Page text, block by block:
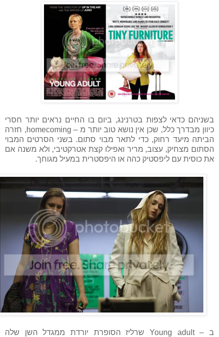
בשניהם כדאי לצפות בטרנינג, ביום בו החיים נראים יותר חסרי
כיוון מבדרך כלל, שכן אין נושא טוב יותר מ – homecoming, חזרה
הביתה מיעד רחוק, כדי לתאר מבוי סתום. בשני הסרטים המבוי
הסתום מצחיק, עצוב, מריר ואפילו קצת אטרקטיבי, ולא משנה אם
את כוסית עם ליפסטיק כהה או היפסטרית במעיל מגוחך.
ב – Young adult שרליז הסופרת יורדת ממגדל השן שלה